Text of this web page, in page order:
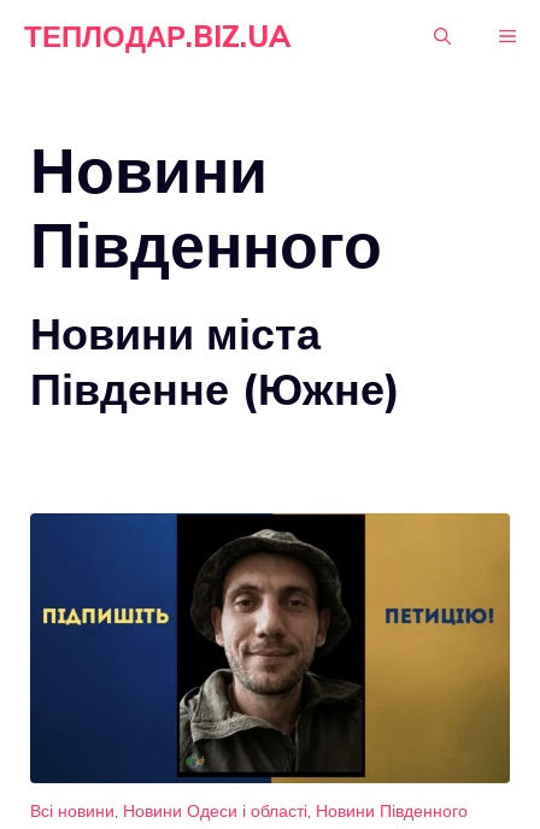
ТЕПЛОДАР.BIZ.UA
Новини
Південного
Новини міста
Південне (Южне)
Всі новини, Новини Одеси і області, Новини Південного